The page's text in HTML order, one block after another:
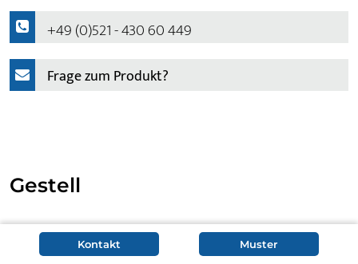
+49 (0)521 - 430 60 449
Frage zum Produkt?
Gestell
Als Kufentisch steht Konferenztisch Iver auf 2
Stahlkufen, die aus 10 cm breiten und 10 mm dickem
Kontakt Muster